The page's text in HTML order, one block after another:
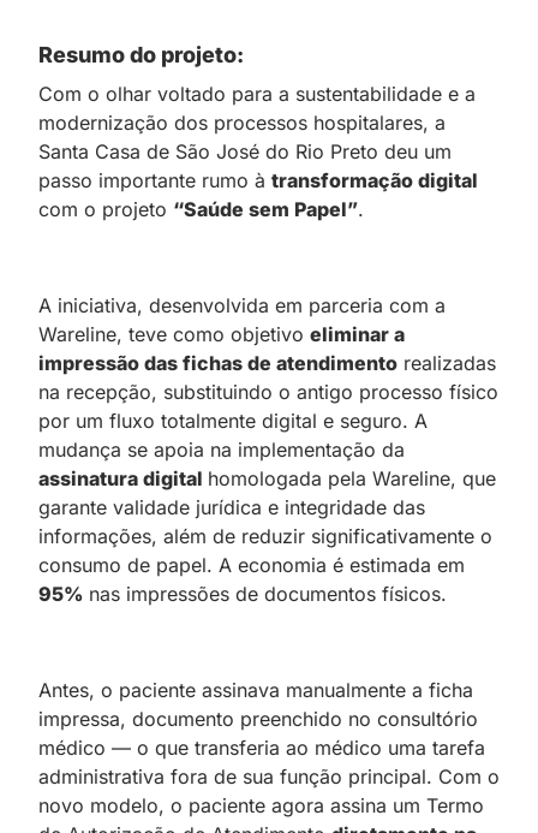
Resumo do projeto:
Com o olhar voltado para a sustentabilidade e a
modernização dos processos hospitalares, a
Santa Casa de São José do Rio Preto deu um
passo importante rumo à transformação digital
com o projeto “Saúde sem Papel”.
A iniciativa, desenvolvida em parceria com a
Wareline, teve como objetivo eliminar a
impressão das fichas de atendimento realizadas
na recepção, substituindo o antigo processo físico
por um fluxo totalmente digital e seguro. A
mudança se apoia na implementação da
assinatura digital homologada pela Wareline, que
garante validade jurídica e integridade das
informações, além de reduzir significativamente o
consumo de papel. A economia é estimada em
95% nas impressões de documentos físicos.
Antes, o paciente assinava manualmente a ficha
impressa, documento preenchido no consultório
médico — o que transferia ao médico uma tarefa
administrativa fora de sua função principal. Com o
novo modelo, o paciente agora assina um Termo